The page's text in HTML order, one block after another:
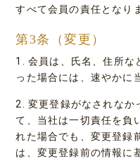
すべて会員の責任となり
第3条（変更）
1. 会員は、氏名、住所な
った場合には、速やかに
2. 変更登録がなされなか
て、当社は一切責任を負
れた場合でも、変更登録
は、変更登録前の情報に